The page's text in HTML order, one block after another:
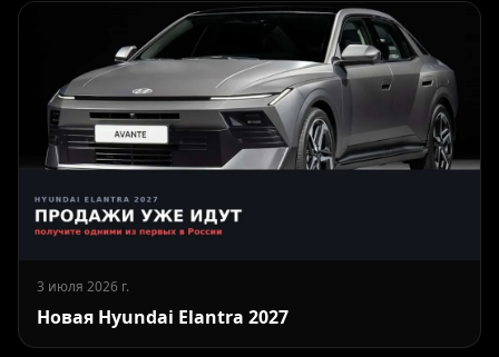
3 июля 2026 г.
Новая Hyundai Elantra 2027